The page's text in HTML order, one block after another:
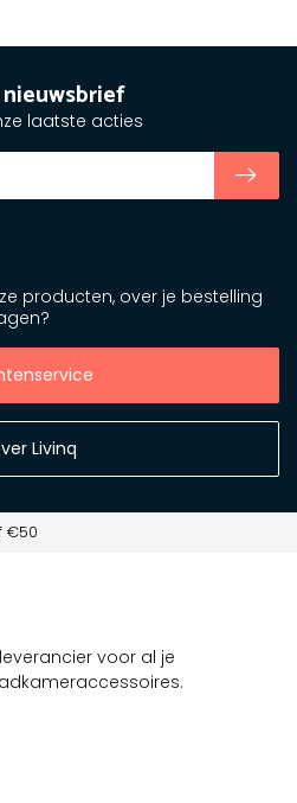
producten, over je bestelling
Livinq
laatste acties
€50
voor al je